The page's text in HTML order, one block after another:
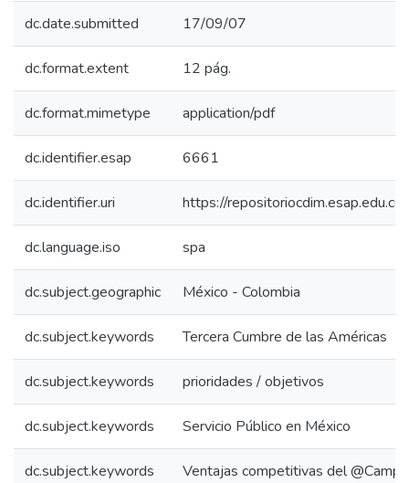
dc.date.submitted 17/09/07
dc.format.extent 12 pág.
dc.format.mimetype application/pdf
dc.identifier.esap 6661
dc.identifier.uri https://
dc.language.iso spa
dc.subject.geographic México - Colombia
dc.subject.keywords Tercera Cumbre de las Américas
dc.subject.keywords prioridades / objetivos
dc.subject.keywords Servicio Público en México
dc.subject.keywords Ventajas competitivas del